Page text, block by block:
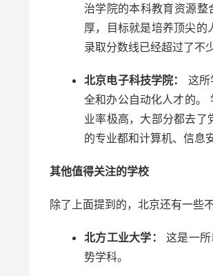
治学院的本科教育资源整
厚，目标就是培养顶尖的
录取分数线已经超过了不
北京电子科技学院：
这
全和办公自动化人才的。
业率极高，大部分都去
的专业都和计算机、信息
其他值得关注的学校
除了上面提到的，北京还有一些
北方工业大学：
这是一
势学科。